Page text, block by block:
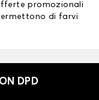
promozionali
di farvi
DPD